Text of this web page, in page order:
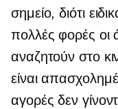
σημείο, διότι
πολλές φορές
αναζητούν στο
είναι
αγορές δεν